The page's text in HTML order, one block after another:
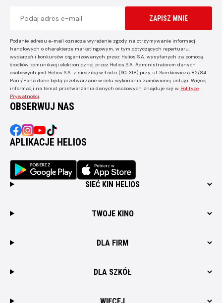
ZAPISZ MNIE
Podanie adresu e-mail oznacza wyrażenie zgody na otrzymywanie informacji
handlowych o charakterze marketingowym, w tym dotyczących repertuaru,
wydarzeń i konkursów organizowanych przez Helios S.A. wysyłanych za pomocą
środków komunikacji elektronicznej przez Helios S.A. Administratorem danych
osobowych jest Helios S.A. z siedzibą w Łodzi (90-318) przy ul. Sienkiewicza 82/84.
Pani/Pana dane będą przetwarzane w celu wykonania zamówionej usługi. Więcej
informacji na temat przetwarzania danych osobowych znajduje się w Polityce
Prywatności
OBSERWUJ NAS
APLIKACJE HELIOS
SIEĆ KIN HELIOS
TWOJE KINO
DLA FIRM
DLA SZKÓŁ
WIĘCEJ